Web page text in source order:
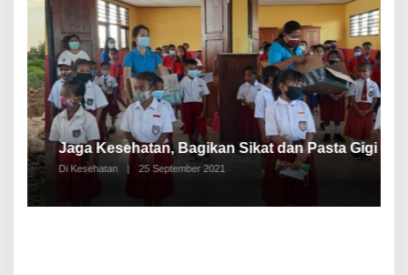
Jaga Kesehatan, Bagikan Sikat dan Pasta Gigi
Di Kesehatan | 25 September 2021